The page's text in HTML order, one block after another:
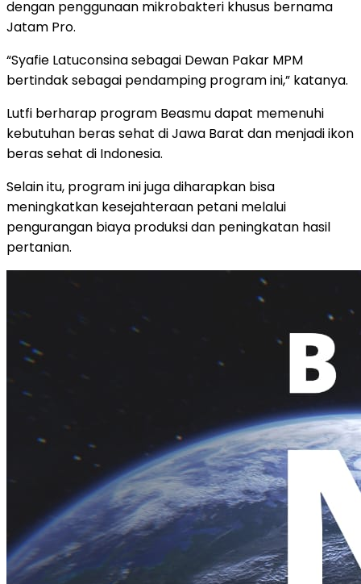
dengan penggunaan mikrobakteri khusus bernama
Jatam Pro.
“Syafie Latuconsina sebagai Dewan Pakar MPM
bertindak sebagai pendamping program ini,” katanya.
Lutfi berharap program Beasmu dapat memenuhi
kebutuhan beras sehat di Jawa Barat dan menjadi ikon
beras sehat di Indonesia.
Selain itu, program ini juga diharapkan bisa
meningkatkan kesejahteraan petani melalui
pengurangan biaya produksi dan peningkatan hasil
pertanian.